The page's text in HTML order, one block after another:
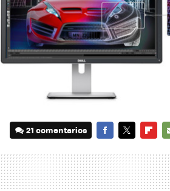
21 comentarios